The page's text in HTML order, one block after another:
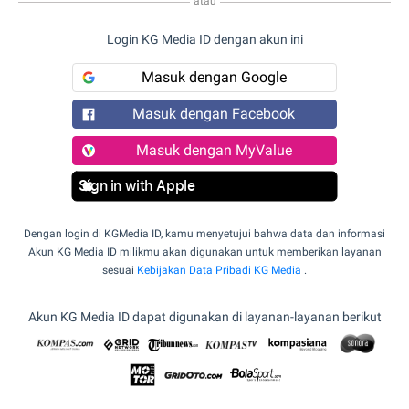
Login KG Media ID dengan akun ini
Masuk dengan Google
Masuk dengan Facebook
Masuk dengan MyValue
Sign in with Apple
Dengan login di KGMedia ID, kamu menyetujui bahwa data dan informasi
Akun KG Media ID milikmu akan digunakan untuk memberikan layanan
sesuai Kebijakan Data Pribadi KG Media .
Akun KG Media ID dapat digunakan di layanan-layanan berikut